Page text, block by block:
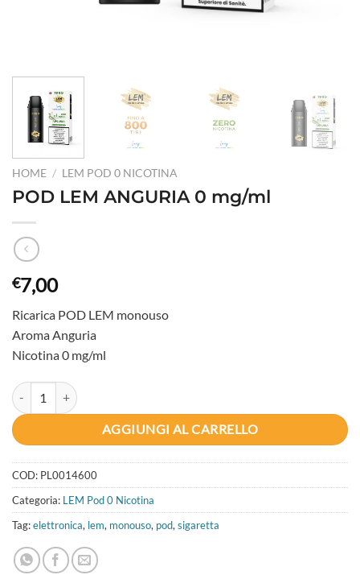
HOME / LEM POD 0 NICOTINA
POD LEM ANGURIA 0 mg/ml
€7,00
Ricarica POD LEM monouso
Aroma Anguria
Nicotina 0 mg/ml
POD LEM ANGURIA 0 mg/ml quantità
AGGIUNGI AL CARRELLO
COD: PL0014600
Categoria: LEM Pod 0 Nicotina
Tag:elettronica, lem, monouso, pod, sigaretta